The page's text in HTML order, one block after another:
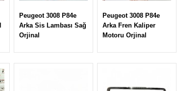
Peugeot 3008 P84e
Arka Sis Lambası Sağ
Orjinal
Peugeot 3008 P84e
Arka Fren Kaliper
Motoru Orjinal